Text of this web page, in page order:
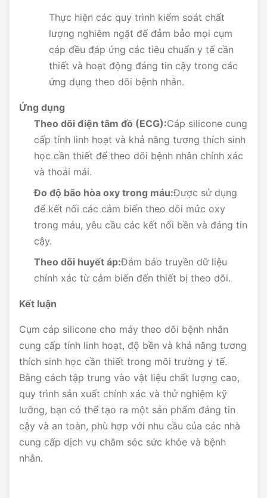
Thực hiện các quy trình kiểm soát chất
lượng nghiêm ngặt để đảm bảo mọi cụm
cáp đều đáp ứng các tiêu chuẩn y tế cần
thiết và hoạt động đáng tin cậy trong các
ứng dụng theo dõi bệnh nhân.
Ứng dụng
Theo dõi điện tâm đồ (ECG):Cáp silicone cung
cấp tính linh hoạt và khả năng tương thích sinh
học cần thiết để theo dõi bệnh nhân chính xác
và thoải mái.
Đo độ bão hòa oxy trong máu:Được sử dụng
để kết nối các cảm biến theo dõi mức oxy
trong máu, yêu cầu các kết nối bền và đáng tin
cậy.
Theo dõi huyết áp:Đảm bảo truyền dữ liệu
chính xác từ cảm biến đến thiết bị theo dõi.
Kết luận
Cụm cáp silicone cho máy theo dõi bệnh nhân
cung cấp tính linh hoạt, độ bền và khả năng tương
thích sinh học cần thiết trong môi trường y tế.
Bằng cách tập trung vào vật liệu chất lượng cao,
quy trình sản xuất chính xác và thử nghiệm kỹ
lưỡng, bạn có thể tạo ra một sản phẩm đáng tin
cậy và an toàn, phù hợp với nhu cầu của các nhà
cung cấp dịch vụ chăm sóc sức khỏe và bệnh
nhân.